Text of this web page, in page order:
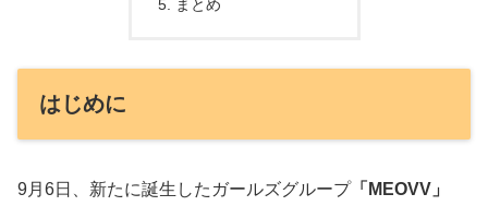
まとめ
はじめに
9月6日、新たに誕生したガールズグループ「MEOVV」